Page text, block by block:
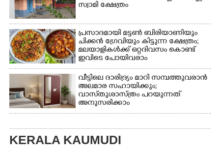
സ്വാമി ക്ഷേത്രം
പ്രസാദമായി മട്ടൺ ബിരിയാണിയും
ചിക്കൻ ഗ്രേവിയും കിട്ടുന്ന ക്ഷേത്രം;
മലയാളികൾക്ക് ഒറ്റദിവസം കൊണ്ട്
ഇവിടെ പോയിവരാം
വീട്ടിലെ ദാരിദ്ര്യം മാറി സമ്പത്തുവരാൻ
അലമാര സഹായിക്കും;
വാസ്‌തുശാസ്ത്രം പറയുന്നത്
അനുസരിക്കാം
KERALA KAUMUDI